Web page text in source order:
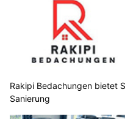
Rakipi Bedachungen bietet
Sanierung